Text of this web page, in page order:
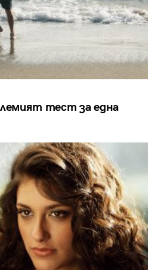
тест за една